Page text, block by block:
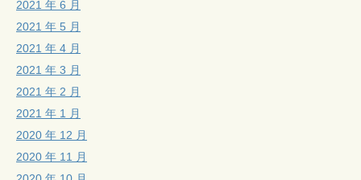
2021 年 6 月
2021 年 5 月
2021 年 4 月
2021 年 3 月
2021 年 2 月
2021 年 1 月
2020 年 12 月
2020 年 11 月